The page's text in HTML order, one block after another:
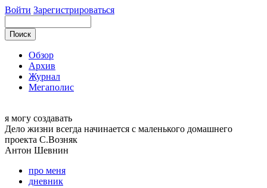
Войти Зарегистрироваться
Обзор
Архив
Журнал
Мегаполис
я могу создавать
Дело жизни всегда начинается с маленького домашнего
проекта С.Возняк
Антон Шевнин
про меня
дневник